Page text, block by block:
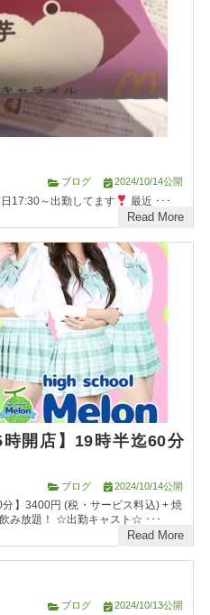
ブログ 2024/10/14公開
17:30～出勤してます
最近 ･･･
Read More
開店】19時半迄60分
ブログ 2024/10/14公開
】3400円 (税・サービス料込) + 焼
み放題！ ☆出勤キャスト☆ ･･･
Read More
ブログ 2024/10/13公開